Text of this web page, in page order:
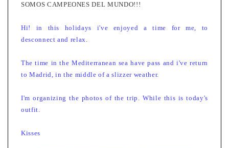
SOMOS CAMPEONES DEL MUNDO!!!
Hi! in this holidays i've enjoyed a time for me, to
desconnect and relax.
The time in the Mediterranean sea have pass and i've return
to Madrid, in the middle of a slizzer weather.
I'm organizing the photos of the trip. While this is today's
outfit.
Kisses